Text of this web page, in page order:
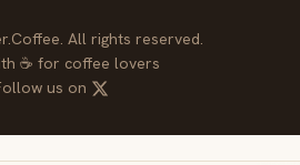
All rights reserved.
☕ for coffee lovers
us on